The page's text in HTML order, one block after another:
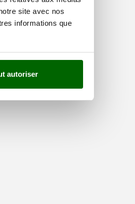
site avec nos
informations que
autoriser